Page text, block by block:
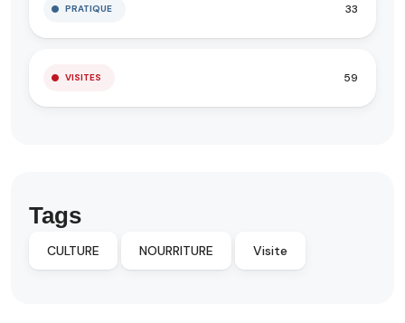
PRATIQUE 33
VISITES 59
Tags
CULTURE NOURRITURE Visite